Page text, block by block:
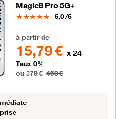
disponibles non sélectionnables
Magic8 Pro 5G+
Note
5,0/5
379 euros au lieu de 469 euros
à partir de
15,79 € x 24
Taux 0%
ou 379 € 469 €